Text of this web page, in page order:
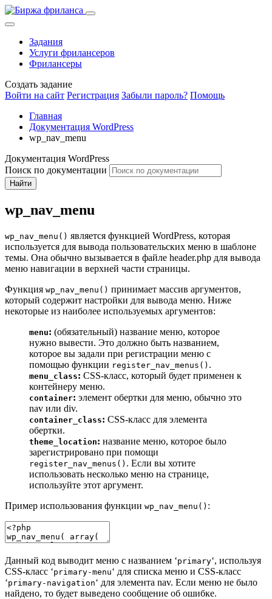
Задания
Услуги фрилансеров
Фрилансеры
Создать задание
Войти на сайт Регистрация Забыли пароль? Помощь
Главная
Документация WordPress
wp_nav_menu
Документация WordPress
Поиск по документации
Найти
wp_nav_menu
wp_nav_menu() является функцией WordPress, которая
используется для вывода пользовательских меню в шаблоне
темы. Она обычно вызывается в файле header.php для вывода
меню навигации в верхней части страницы.
Функция wp_nav_menu() принимает массив аргументов,
который содержит настройки для вывода меню. Ниже
некоторые из наиболее используемых аргументов:
menu: (обязательный) название меню, которое
нужно вывести. Это должно быть названием,
которое вы задали при регистрации меню с
помощью функции register_nav_menus() .
menu_class: CSS-класс, который будет применен к
контейнеру меню.
container: элемент обертки для меню, обычно это
nav или div.
container_class: CSS-класс для элемента
обертки.
theme_location: название меню, которое было
зарегистрировано при помощи
register_nav_menus() . Если вы хотите
использовать несколько меню на странице,
используйте этот аргумент.
Пример использования функции wp_nav_menu() :
Данный код выводит меню с названием ‘primary‘, используя
CSS-класс ‘primary-menu‘ для списка меню и CSS-класс
‘primary-navigation‘ для элемента nav. Если меню не было
найдено, то будет выведено сообщение об ошибке.